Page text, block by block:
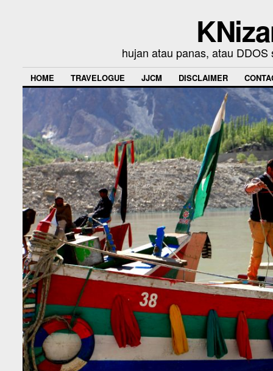
hujan atau panas, atau
HOME TRAVELOGUE JJCM DISCLAIMER